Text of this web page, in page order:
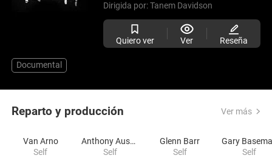
Dirigida por:Tanem Davidson
Quiero ver Ver Reseña
Documental
Reparto y producción Ver más
Van Arno
Self
Anthony Ausgang
Self
Glenn Barr
Self
Gary
Self